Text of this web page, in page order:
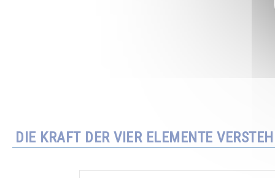
DIE KRAFT DER VIER ELEMENTE